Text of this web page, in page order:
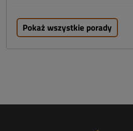
Pokaż wszystkie porady